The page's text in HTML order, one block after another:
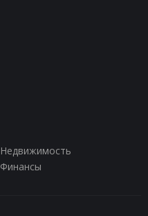
Недвижимость
Финансы